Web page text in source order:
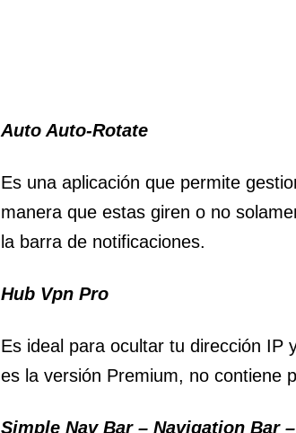
Auto Auto-Rotate
Es una aplicación que permite
manera que estas giren o no
la barra de notificaciones.
Hub Vpn Pro
Es ideal para ocultar tu dirección IP
es la versión Premium, no contiene
Simple Nav Bar – Navigation Bar